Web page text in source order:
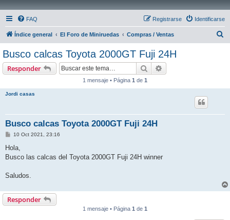
FAQ Identificarse
Registrarse
Índice general El Foro de Miniruedas Compras / Ventas
Busco calcas Toyota 2000GT Fuji 24H
Responder Buscar
1 mensaje • Página 1 de 1
Jordi casas
Busco calcas Toyota 2000GT Fuji 24H
M
n
a
10 Oct 2021, 23:16
Hola,
Busco las calcas del Toyota 2000GT Fuji 24H winner
Saludos.
Responder
1 mensaje • Página 1 de 1